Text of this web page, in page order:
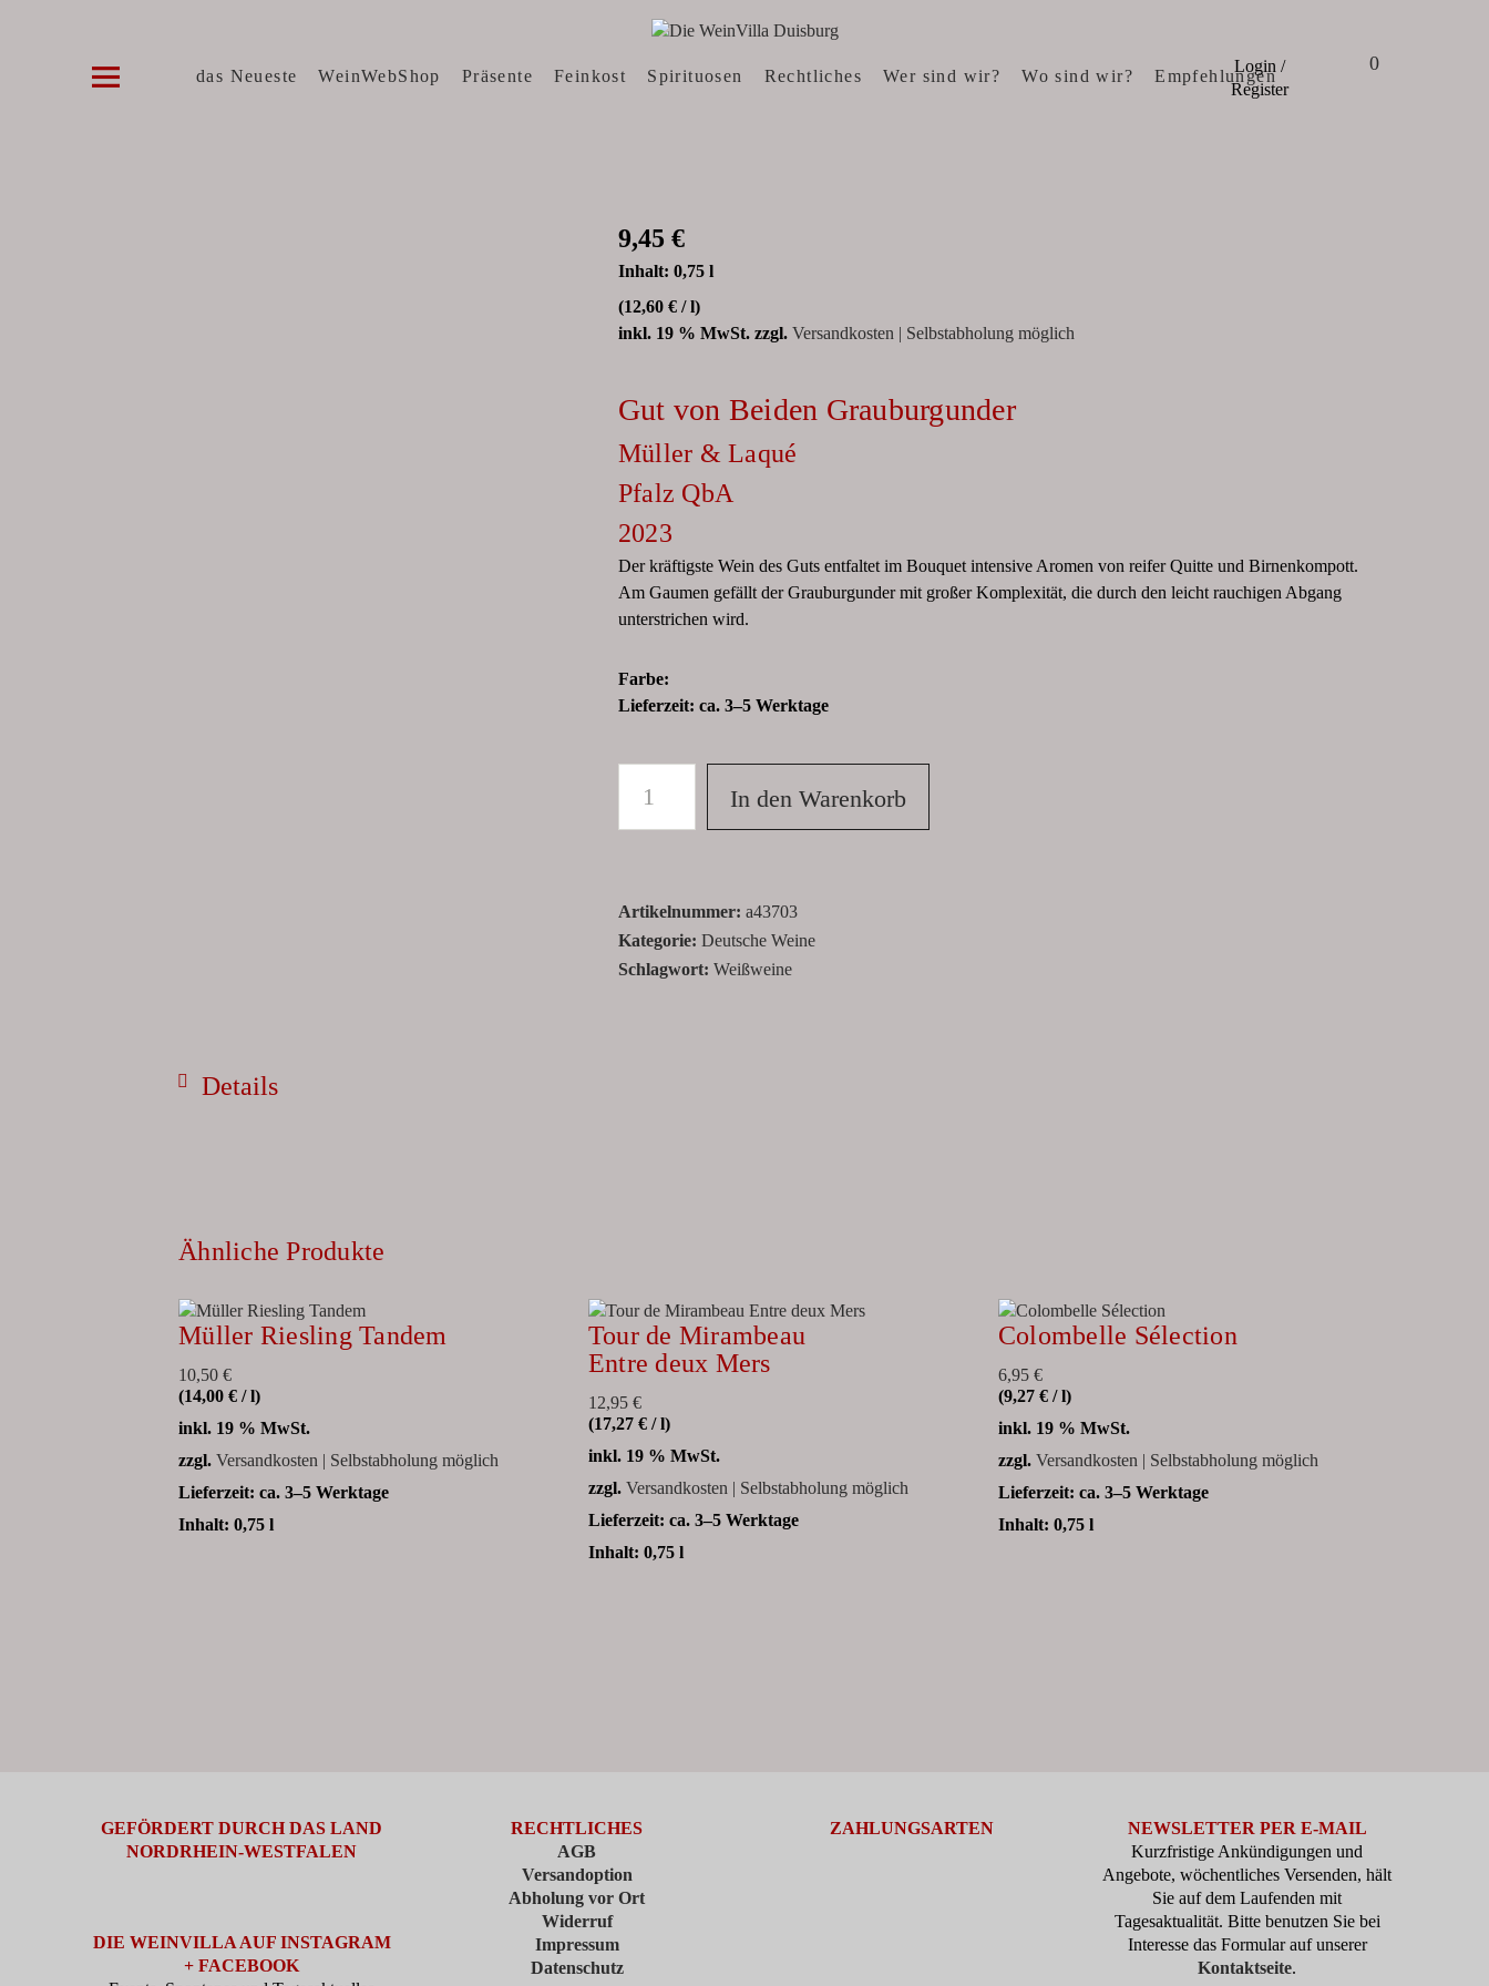
Login /
Register
0
das Neueste WeinWebShop Präsente Feinkost Spirituosen Rechtliches Wer sind wir? Wo sind wir? Empfehlungen
9,45 €
Inhalt: 0,75 l
(12,60 €/l)
inkl. 19 % MwSt. zzgl. Versandkosten | Selbstabholung möglich
Gut von Beiden Grauburgunder
Müller & Laqué
Pfalz QbA
2023
Der kräftigste Wein des Guts entfaltet im Bouquet intensive Aromen von reifer Quitte und Birnenkompott.
Am Gaumen gefällt der Grauburgunder mit großer Komplexität, die durch den leicht rauchigen Abgang
unterstrichen wird.
Farbe:
Lieferzeit: ca. 3–5 Werktage
In den Warenkorb
Artikelnummer: a43703
Kategorie: Deutsche Weine
Schlagwort: Weißweine
Details
Ähnliche Produkte
Müller Riesling Tandem
10,50 €
(14,00 € /l)
inkl. 19 % MwSt.
zzgl. Versandkosten | Selbstabholung möglich
Lieferzeit: ca. 3–5 Werktage
Inhalt: 0,75 l
Tour de Mirambeau
Entre deux Mers
12,95 €
(17,27 €/l)
inkl. 19 % MwSt.
zzgl. Versandkosten | Selbstabholung möglich
Lieferzeit: ca. 3–5 Werktage
Inhalt: 0,75 l
Colombelle Sélection
6,95 €
(9,27 €/l)
inkl. 19 % MwSt.
zzgl. Versandkosten | Selbstabholung möglich
Lieferzeit: ca. 3–5 Werktage
Inhalt: 0,75 l
GEFÖRDERT DURCH DAS LAND
NORDRHEIN-WESTFALEN
DIE WEINVILLA AUF INSTAGRAM
+ FACEBOOK
RECHTLICHES
AGB
Versandoption
Abholung vor Ort
Widerruf
Impressum
Datenschutz
ZAHLUNGSARTEN
NEWSLETTER PER E-MAIL
Kurzfristige Ankündigungen und
Angebote, wöchentliches Versenden, hält
Sie auf dem Laufenden mit
Tagesaktualität. Bitte benutzen Sie bei
Interesse das Formular auf unserer
Kontaktseite.